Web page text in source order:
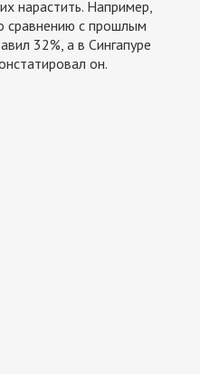
нарастить. Например,
сравнению с прошлым
32%, а в Сингапуре
он.